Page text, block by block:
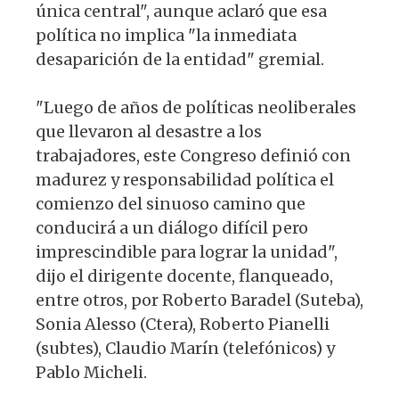
única central", aunque aclaró que esa
política no implica "la inmediata
desaparición de la entidad" gremial.
"Luego de años de políticas neoliberales
que llevaron al desastre a los
trabajadores, este Congreso definió con
madurez y responsabilidad política el
comienzo del sinuoso camino que
conducirá a un diálogo difícil pero
imprescindible para lograr la unidad",
dijo el dirigente docente, flanqueado,
entre otros, por Roberto Baradel (Suteba),
Sonia Alesso (Ctera), Roberto Pianelli
(subtes), Claudio Marín (telefónicos) y
Pablo Micheli.